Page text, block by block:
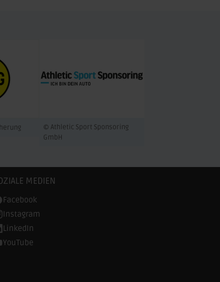
© Athletic Sport Sponsoring
GmbH
MEDIEN
Facebook
Instagram
LinkedIn
YouTube